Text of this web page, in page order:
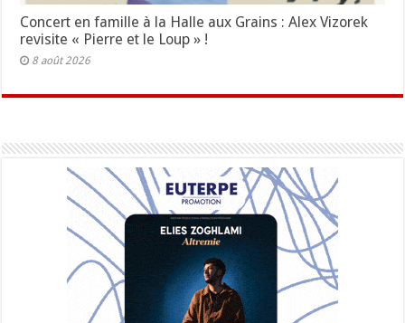
Concert en famille à la Halle aux Grains : Alex Vizorek
revisite « Pierre et le Loup » !
8 août 2026